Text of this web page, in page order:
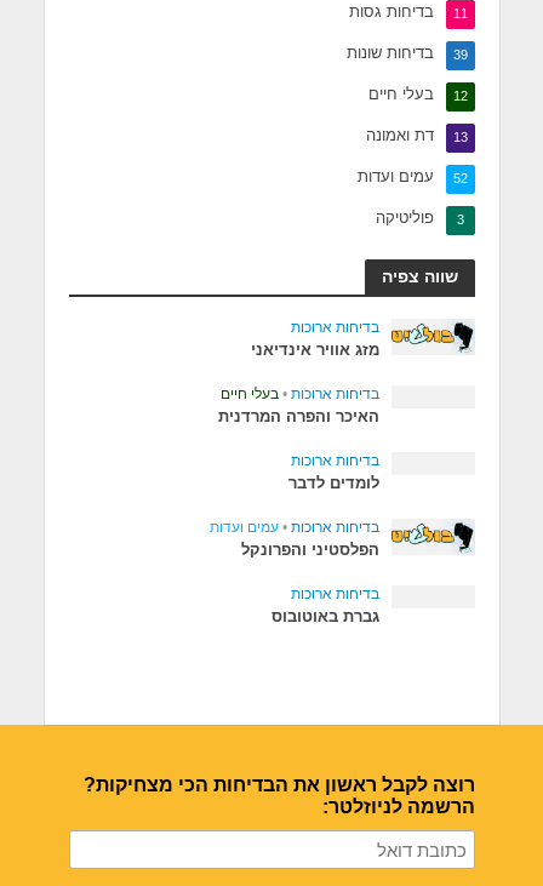
בדיחות גסות 11
בדיחות שונות 39
בעלי חיים 12
דת ואמונה 13
עמים ועדות 52
פוליטיקה 3
שווה צפיה
בדיחות ארוכות
מזג אוויר אינדיאני
בדיחות ארוכות • בעלי חיים
האיכר והפרה המרדנית
בדיחות ארוכות
לומדים לדבר
בדיחות ארוכות • עמים ועדות
הפלסטיני והפרונקל
בדיחות ארוכות
גברת באוטובוס
רוצה לקבל ראשון את הבדיחות הכי מצחיקות?
הרשמה לניוזלטר: